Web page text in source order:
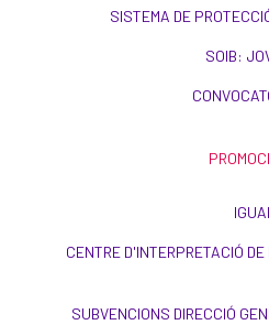
SISTEMA DE
SOIB:
CENTRE D'INTERPRETACIÓ
SUBVENCIONS DIRECCIÓ